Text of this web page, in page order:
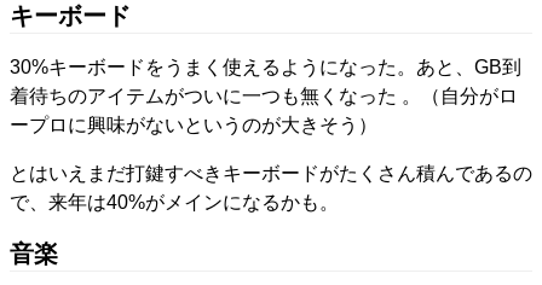
キーボード
30%キーボードをうまく使えるようになった。あと、GB到
着待ちのアイテムがついに一つも無くなった 。（自分がロ
ープロに興味がないというのが大きそう）
とはいえまだ打鍵すべきキーボードがたくさん積んであるの
で、来年は40%がメインになるかも。
音楽